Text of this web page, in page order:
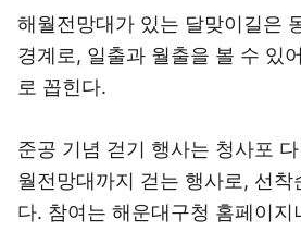
해월전망대가 있는 달맞이길은
경계로, 일출과 월출을 볼 수 있
로 꼽힌다.
준공 기념 걷기 행사는 청사포
월전망대까지 걷는 행사로, 선
다. 참여는 해운대구청 홈페이지